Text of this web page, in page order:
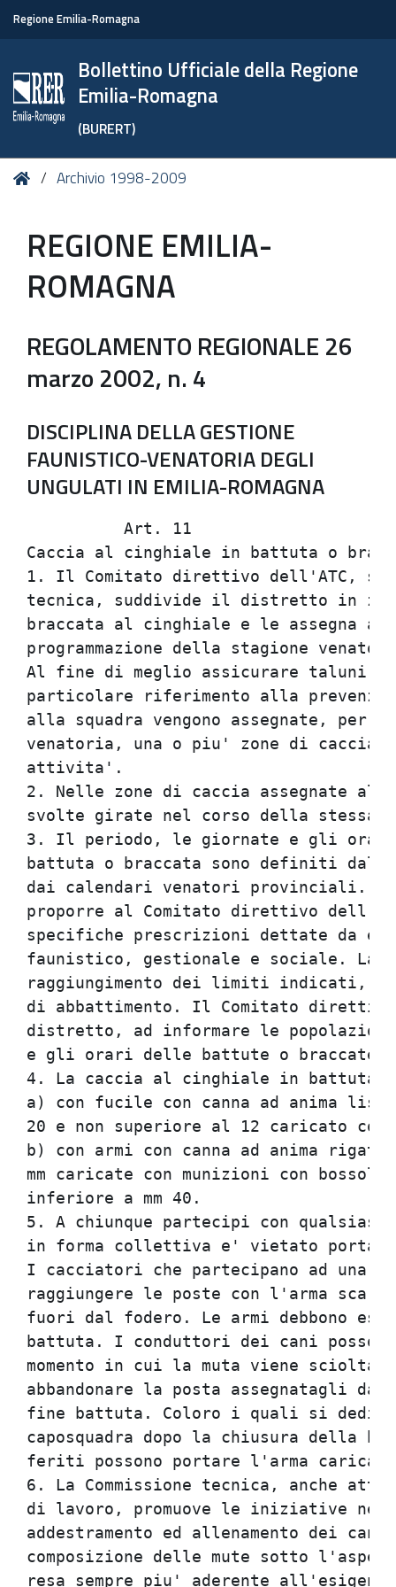
Regione Emilia-Romagna
Bollettino Ufficiale della Regione
Emilia-Romagna
(BURERT)
Tu HomeArchivio 1998-2009
REGIONE EMILIA-
ROMAGNA
REGOLAMENTO REGIONALE 26
marzo 2002, n. 4
DISCIPLINA DELLA GESTIONE
FAUNISTICO-VENATORIA DEGLI
UNGULATI IN EMILIA-ROMAGNA
Caccia al
1. Il Comitato direttivo
tecnica, suddivide il
braccata al cinghiale e le
programmazione
Al fine di meglio
particolare riferimento alla
alla squadra vengono
venatoria, una o piu' zone
2. Nelle zone di caccia
svolte girate nel corso
3. Il periodo, le giornate e
battuta o braccata sono definiti
dai calendari venatori
proporre al Comitato
specifiche prescrizioni
faunistico, gestionale e
raggiungimento dei limiti
di abbattimento. Il Comitato
distretto, ad informare le
e gli orari delle
4. La caccia al cinghiale in
a) con fucile con canna ad
20 e non superiore al 12
b) con armi con canna ad
mm caricate con munizioni
inferiore
5. A chiunque partecipi con
in forma collettiva e' vietato
I cacciatori che partecipano
raggiungere le poste con l'arma
fuori dal fodero. Le armi
battuta. I conduttori dei
momento in cui la muta
abbandonare la posta
fine battuta. Coloro i quali
caposquadra dopo la chiusura
feriti possono
6. La Commissione tecnica,
di lavoro, promuove le
addestramento ed
composizione delle mute
resa sempre piu' aderente